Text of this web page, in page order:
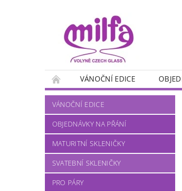
VÁNOČNÍ EDICE
PANÁKY
MYSLIVECKÉ MOTIVY
NA VÍNO
NA PIVO NA
VÁNOČNÍ EDICE
OBJEDNÁVKY NA PŘÁNÍ
MATURITNÍ SKLENIČKY
SVATEBNÍ SKLENIČKY
PRO PÁRY